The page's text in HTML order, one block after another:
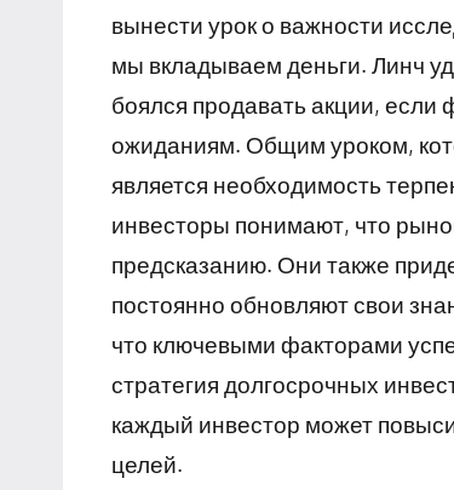
вынести урок о важности
мы вкладываем деньги. Линч
боялся продавать акции, если
ожиданиям. Общим уроком,
является необходимость
инвесторы понимают, что
предсказанию. Они также
постоянно обновляют свои
что ключевыми факторами
стратегия долгосрочных
каждый инвестор может
целей.